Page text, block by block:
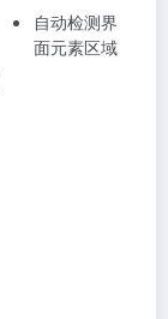
自动检测界
面元素区域